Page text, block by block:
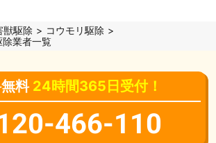
獣駆除
コウモリ駆除
除業者一覧
料 24時間365日受付！
466-110